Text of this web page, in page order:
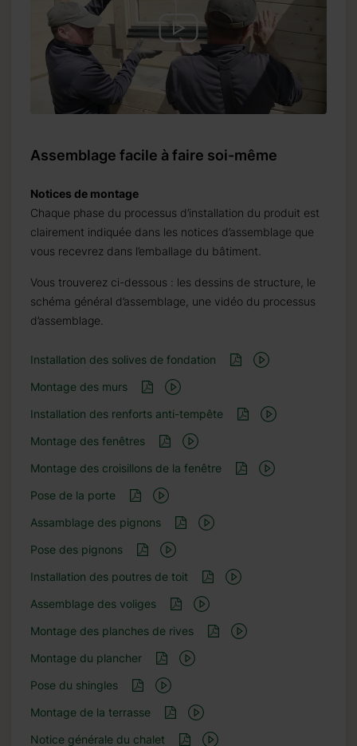
Assemblage facile à faire soi-même
Notices de montage
Chaque phase du processus d’installation du produit est
clairement indiquée dans les notices d’assemblage que
vous recevrez dans l’emballage du bâtiment.
Vous trouverez ci-dessous : les dessins de structure, le
schéma général d’assemblage, une vidéo du processus
d’assemblage.
Installation des solives de fondation
Montage des murs
Installation des renforts anti-tempête
Montage des fenêtres
Montage des croisillons de la fenêtre
Pose de la porte
Assamblage des pignons
Pose des pignons
Installation des poutres de toit
Assemblage des voliges
Montage des planches de rives
Montage du plancher
Pose du shingles
Montage de la terrasse
Notice générale du chalet